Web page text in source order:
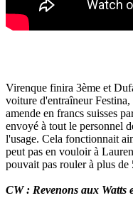
Virenque finira 3ème et
voiture d'entraîneur
amende en francs suisses
envoyé à tout le personnel
l'usage. Cela fonctionnait
peut pas en vouloir à
pouvait pas rouler à plus
CW : Revenons aux Watts